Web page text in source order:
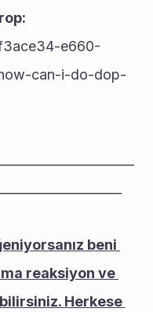
e660-
can-i-do-dop-
beni
reaksiyon ve
Herkese